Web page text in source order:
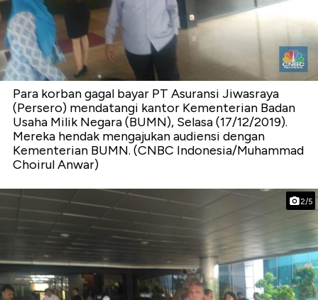
Para korban gagal bayar PT Asuransi Jiwasraya
(Persero) mendatangi kantor Kementerian Badan
Usaha Milik Negara (BUMN), Selasa (17/12/2019).
Mereka hendak mengajukan audiensi dengan
Kementerian BUMN. (CNBC Indonesia/Muhammad
Choirul Anwar)
2/5